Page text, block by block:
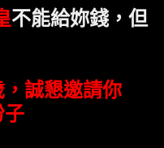
不能給妳錢，但
誠懇邀請你
子